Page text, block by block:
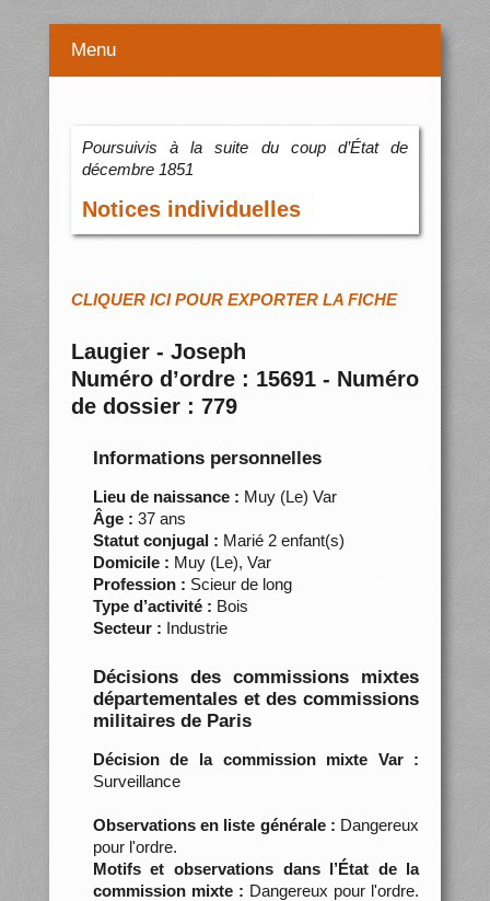
Menu
Poursuivis à la suite du coup d’État de
décembre 1851
Notices individuelles
CLIQUER ICI POUR EXPORTER LA FICHE
Laugier - Joseph
Numéro d’ordre : 15691 - Numéro
de dossier : 779
Informations personnelles
Lieu de naissance : Muy (Le) Var
Âge : 37 ans
Statut conjugal : Marié 2 enfant(s)
Domicile : Muy (Le), Var
Profession : Scieur de long
Type d’activité : Bois
Secteur : Industrie
Décisions des commissions mixtes
départementales et des commissions
militaires de Paris
Décision de la commission mixte Var :
Surveillance
Observations en liste générale : Dangereux
pour l'ordre.
Motifs et observations dans l’État de la
commission mixte : Dangereux pour l'ordre.